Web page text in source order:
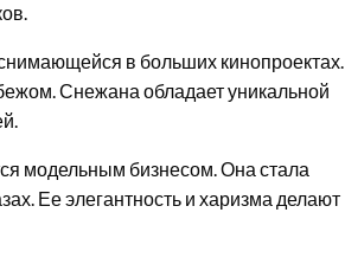
в больших кинопроектах.
Снежана обладает уникальной
модельным бизнесом. Она стала
Ее элегантность и харизма делают